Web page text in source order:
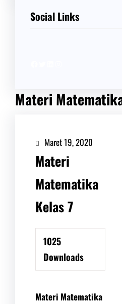
Social Links
Materi
Maret 19, 2020
Materi
Matematika
Kelas 7
1025
Downloads
Materi Matematika